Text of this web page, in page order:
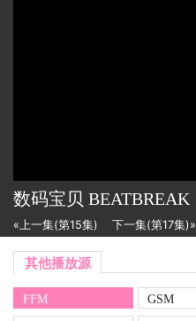
数码宝贝 BEATBREAK
«上一集(第15集) 下一集(第17集)»
其他播放源
FFM GSM